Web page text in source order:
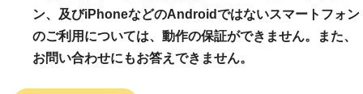
ン、及びiPhoneなどのAndroidではないスマートフォン
のご利用については、動作の保証ができません。また、
お問い合わせにもお答えできません。